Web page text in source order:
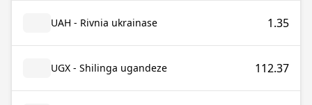
UAH - Rivnia ukrainase 1.35
UGX - Shilinga ugandeze 112.37